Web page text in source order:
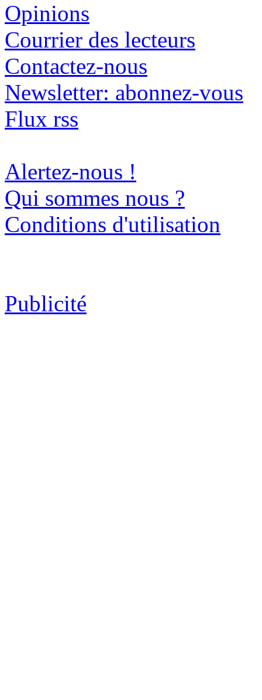
Opinions
Courrier des lecteurs
Contactez-nous
Newsletter: abonnez-vous
Flux rss
Alertez-nous !
Qui sommes nous ?
Conditions d'utilisation
Publicité